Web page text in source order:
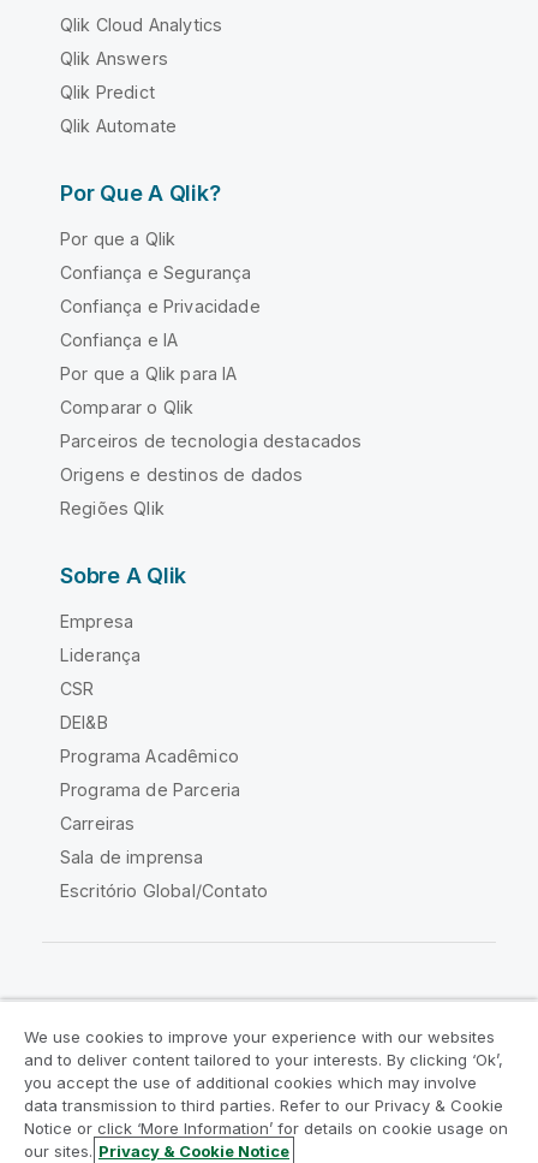
Qlik Cloud Analytics
Qlik Answers
Qlik Predict
Qlik Automate
Por Que A Qlik?
Por que a Qlik
Confiança e Segurança
Confiança e Privacidade
Confiança e IA
Por que a Qlik para IA
Comparar o Qlik
Parceiros de tecnologia destacados
Origens e destinos de dados
Regiões Qlik
Sobre A Qlik
Empresa
Liderança
CSR
DEI&B
Programa Acadêmico
Programa de Parceria
Carreiras
Sala de imprensa
Escritório Global/Contato
Acordos legais
Termos do produto
Legal Policies
Políticas Legais
Termos de uso
Marcas comerciais
We use cookies to improve your experience with our websites
and to deliver content tailored to your interests. By clicking ‘Ok’,
you accept the use of additional cookies which may involve
data transmission to third parties. Refer to our Privacy & Cookie
Notice or click ‘More Information’ for details on cookie usage on
our sites. Privacy & Cookie Notice